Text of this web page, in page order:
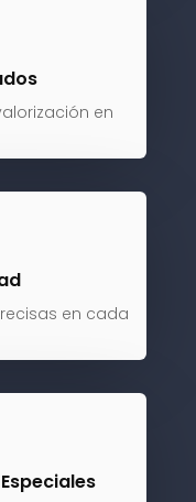
en
en cada